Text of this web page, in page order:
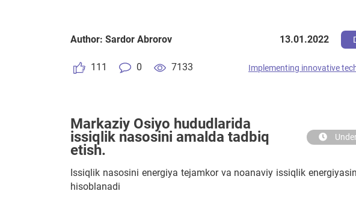
Author: Sardor Abrorov 13.01.2022
111 0 7133 Implementing innovative
Markaziy Osiyo hududlarida
issiqlik nasosini amalda tadbiq
etish.
Issiqlik nasosini energiya tejamkor va noanaviy issiqlik
hisoblanadi